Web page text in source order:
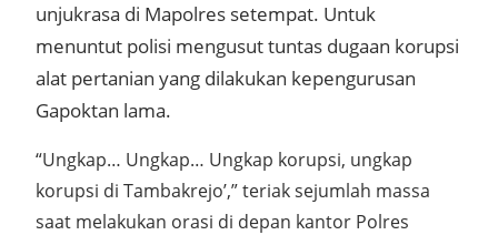
unjukrasa di Mapolres setempat. Untuk
menuntut polisi mengusut tuntas dugaan korupsi
alat pertanian yang dilakukan kepengurusan
Gapoktan lama.
“Ungkap… Ungkap… Ungkap korupsi, ungkap
korupsi di Tambakrejo’,” teriak sejumlah massa
saat melakukan orasi di depan kantor Polres